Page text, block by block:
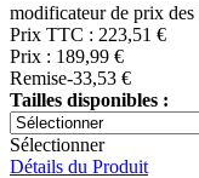
modificateur de prix des
Prix TTC : 223,51 €
Prix : 189,99 €
Remise-33,53 €
Tailles disponibles :
Sélectionner
Détails du Produit